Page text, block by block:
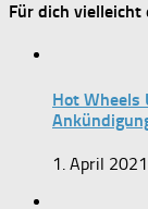
Für dich
Hot Wheels
1. April 2021